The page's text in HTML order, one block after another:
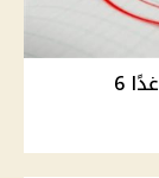
البحوث الفلكية تحسم مزاعم وقوع زلزال غدًا 6